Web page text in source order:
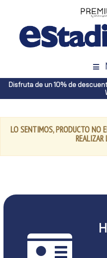
Disfruta de un 10% de
LO SENTIMOS, PRODUCTO NO
REALIZAR